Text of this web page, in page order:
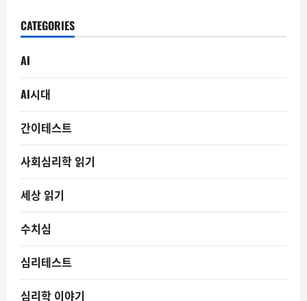
CATEGORIES
AI
AI시대
간이테스트
사회심리학 읽기
세상 읽기
수치심
심리테스트
심리학 이야기